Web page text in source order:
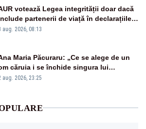
votează Legea integrității doar dacă
partenerii de viață în declarațiile
avere și interese, așa cum a anunțat
să plece din funcție: fără excepții!
aug. 2026, 08:13
Maria Păcuraru: „Ce se alege de un
căruia i se închide singura lui
aug. 2026, 23:25